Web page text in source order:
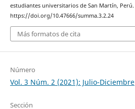
estudiantes universitarios de San Martín, Perú.
https://doi.org/10.47666/summa.3.2.24
Más formatos de cita
Número
Vol. 3 Núm. 2 (2021): Julio-Diciembre
Sección